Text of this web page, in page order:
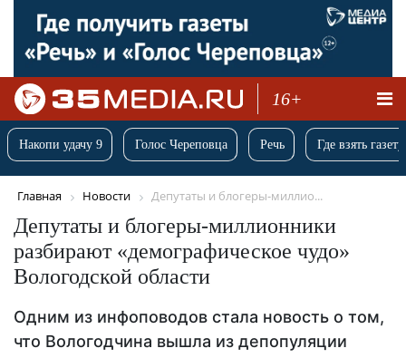
16+
Накопи удачу 9 Голос Череповца Речь Где взять
Главная Новости Депутаты и блогеры-миллио...
Депутаты и блогеры-миллионники
разбирают «демографическое чудо»
Вологодской области
Одним из инфоповодов стала новость о том,
что Вологодчина вышла из депопуляции